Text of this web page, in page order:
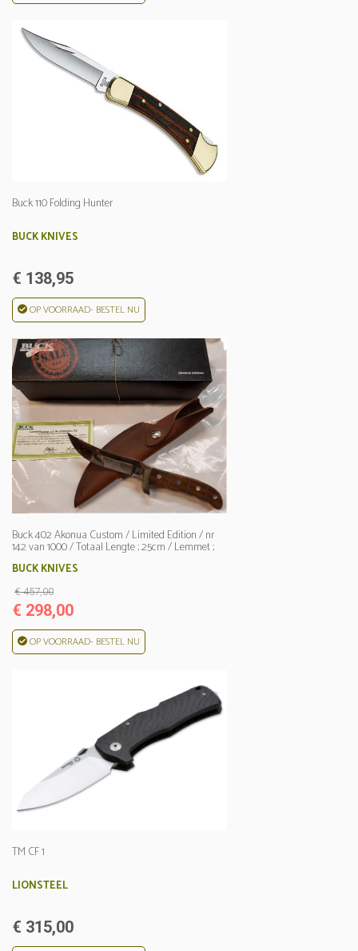
Buck 110 Folding Hunter
BUCK KNIVES
€ 138,95
OP VOORRAAD- BESTEL NU
Buck 402 Akonua Custom / Limited Edition / nr
142 van 1000 / Totaal Lengte ; 25cm / Lemmet ;
12cm
BUCK KNIVES
€ 457,00
€ 298,00
OP VOORRAAD- BESTEL NU
TM CF 1
LIONSTEEL
€ 315,00